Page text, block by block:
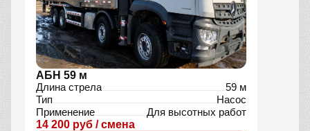
АБН 59 м
Длина стрела
59 м
Тип
Насос
Применение
Для высотных работ
14 200 руб / смена